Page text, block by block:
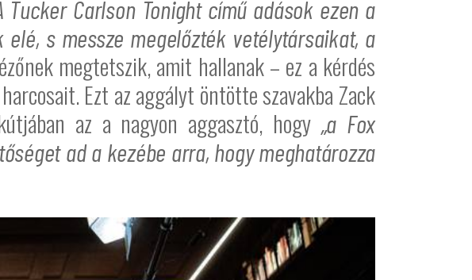
Carlson Tonight című adások ezen a
s messze megelőzték vetélytársaikat, a
megtetszik, amit hallanak – ez a kérdés
Ezt az aggályt öntötte szavakba Zack
az a nagyon aggasztó, hogy „a Fox
ad a kezébe arra, hogy meghatározza